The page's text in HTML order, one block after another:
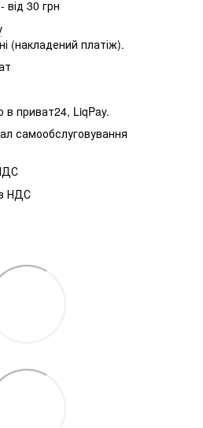
від 30 грн
(накладений платіж).
приват24, LiqPay.
самообслуговування
НДС